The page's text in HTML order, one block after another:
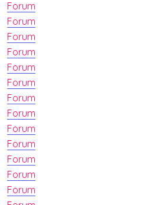
Forum
Forum
Forum
Forum
Forum
Forum
Forum
Forum
Forum
Forum
Forum
Forum
Forum